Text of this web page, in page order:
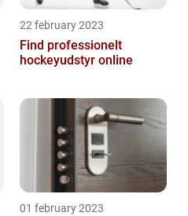
22 february 2023
Find professionelt
hockeyudstyr online
01 february 2023